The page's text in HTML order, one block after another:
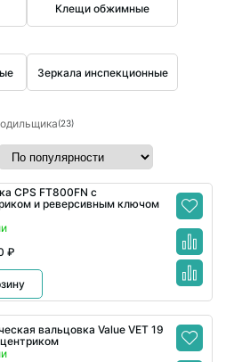
Клещи обжимные
Зеркала инспекционные
(23)
CPS FT800FN с
и реверсивным ключом
₽
вальцовка Value VET 19